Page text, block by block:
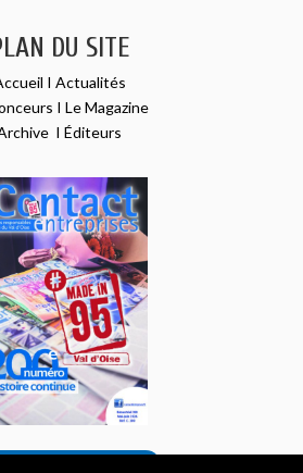
DU SITE
I Actualités
ILe Magazine
IÉditeurs